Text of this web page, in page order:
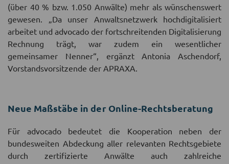
(über 40 % bzw. 1.050 Anwälte) mehr als wünschenswert
gewesen. „Da unser Anwaltsnetzwerk hochdigitalisiert
arbeitet und advocado der fortschreitenden Digitalisierung
Rechnung trägt, war zudem ein wesentlicher
gemeinsamer Nenner“, ergänzt Antonia Aschendorf,
Vorstandsvorsitzende der APRAXA.
Neue Maßstäbe in der Online-Rechtsberatung
Für advocado bedeutet die Kooperation neben der
bundesweiten Abdeckung aller relevanten Rechtsgebiete
durch zertifizierte Anwälte auch zahlreiche